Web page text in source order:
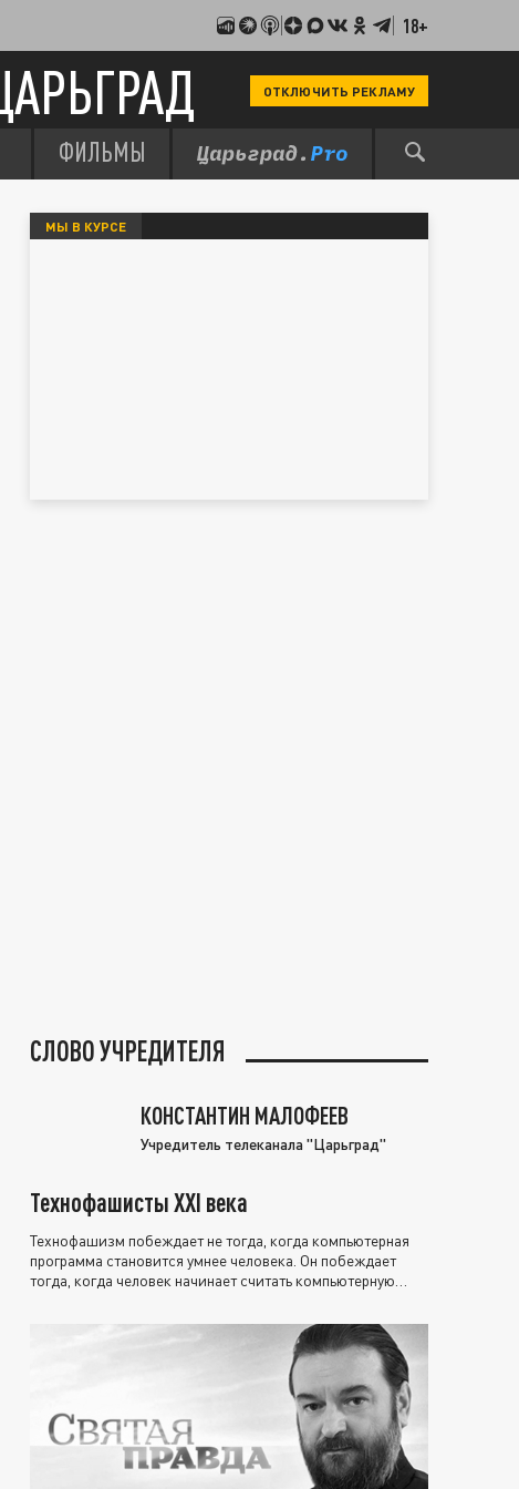
18+
ОТКЛЮЧИТЬ РЕКЛАМУ
ФИЛЬМЫ
МЫ В КУРСЕ
СЛОВО УЧРЕДИТЕЛЯ
КОНСТАНТИН МАЛОФЕЕВ
Учредитель телеканала "Царьград"
Технофашисты XXI века
Технофашизм побеждает не тогда, когда компьютерная
программа становится умнее человека. Он побеждает
тогда, когда человек начинает считать компьютерную